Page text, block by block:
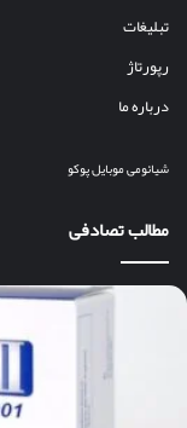
تبلیغات
رپورتاژ
درباره ما
شیائومیموبایلپوکو
مطالب تصادفی